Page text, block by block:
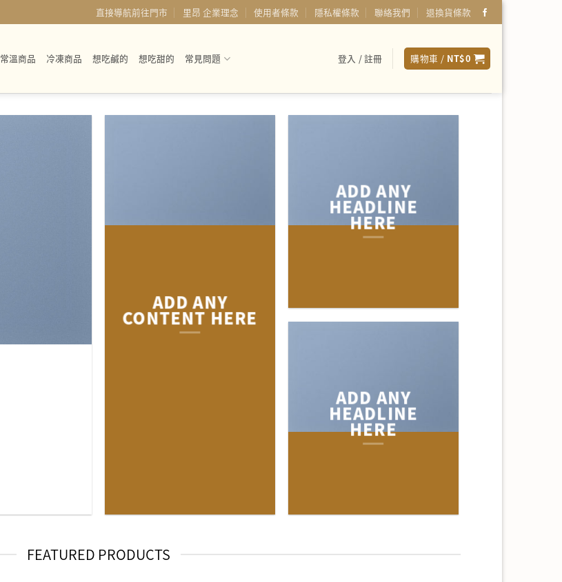
直接導航前往門市 里昂 企業理念 使用者條款 隱私權條款 聯絡我們 退換貨條款
常溫商品 冷凍商品 想吃鹹的 想吃甜的 常見問題 登入 / 註冊 購物車 / NT$0
ADD ANY
CONTENT HERE
ADD ANY
HEADLINE
HERE
ADD ANY
HEADLINE
HERE
FEATURED PRODUCTS